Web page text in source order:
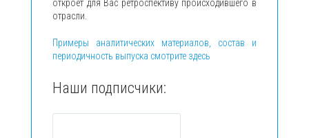
откроет для Вас ретроспективу происходившего в
отрасли.
Примеры аналитических материалов, состав и
периодичность выпуска смотрите здесь
Наши подписчики: